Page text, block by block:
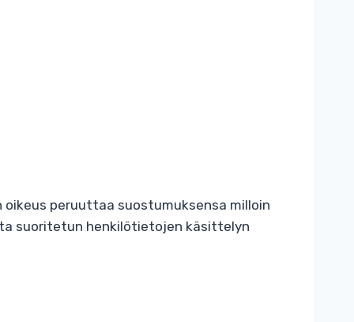
peruuttaa suostumuksensa milloin
suoritetun henkilötietojen käsittelyn